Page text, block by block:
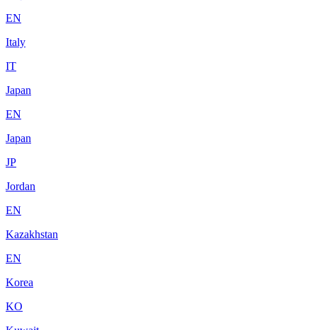
EN
Italy
IT
Japan
EN
Japan
JP
Jordan
EN
Kazakhstan
EN
Korea
KO